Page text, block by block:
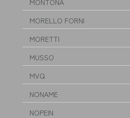
MONTONA
MORELLO FORNI
MORETTI
MUSSO
MVQ
NONAME
NOPEIN